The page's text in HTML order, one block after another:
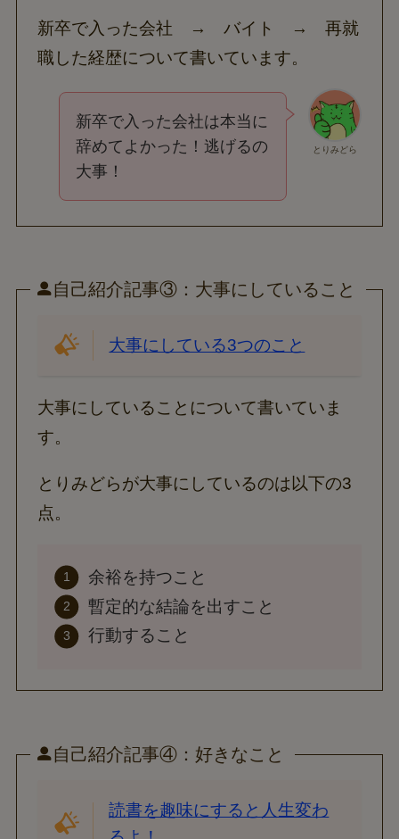
新卒で入った会社 → バイト → 再就
職した経歴について書いています。
とりみどら
新卒で入った会社は本当に
辞めてよかった！逃げるの
大事！
自己紹介記事③：大事にしていること
大事にしている3つのこと
大事にしていることについて書いていま
す。
とりみどらが大事にしているのは以下の3
点。
余裕を持つこと
暫定的な結論を出すこと
行動すること
自己紹介記事④：好きなこと
読書を趣味にすると人生変わ